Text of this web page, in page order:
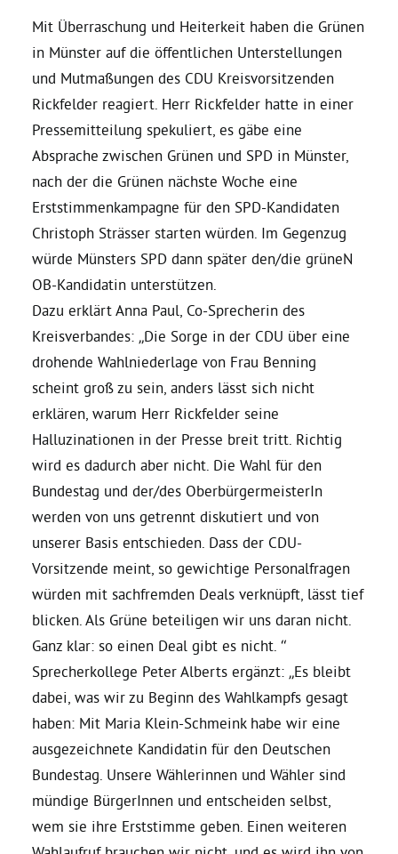
Daniel Freund, MdEP
Delegierte
Grüne im Rathaus
Ratsfraktion
Ratsanträge
Fraktionsgeschäftsstelle
Bezirksvertretungen
Aktiv werden
Arbeitsgruppen
Mitglied werden
Kommunalpolitik
Mit Überraschung und Heiterkeit haben die Grünen
in Münster auf die öffentlichen Unterstellungen
und Mutmaßungen des CDU Kreisvorsitzenden
Rickfelder reagiert. Herr Rickfelder hatte in einer
Pressemitteilung spekuliert, es gäbe eine
Absprache zwischen Grünen und SPD in Münster,
nach der die Grünen nächste Woche eine
Erststimmenkampagne für den SPD-Kandidaten
Christoph Strässer starten würden. Im Gegenzug
würde Münsters SPD dann später den/die grüneN
OB-Kandidatin unterstützen.
Dazu erklärt Anna Paul, Co-Sprecherin des
Kreisverbandes: „Die Sorge in der CDU über eine
drohende Wahlniederlage von Frau Benning
scheint groß zu sein, anders lässt sich nicht
erklären, warum Herr Rickfelder seine
Halluzinationen in der Presse breit tritt. Richtig
wird es dadurch aber nicht. Die Wahl für den
Bundestag und der/des OberbürgermeisterIn
werden von uns getrennt diskutiert und von
unserer Basis entschieden. Dass der CDU-
Vorsitzende meint, so gewichtige Personalfragen
würden mit sachfremden Deals verknüpft, lässt tief
blicken. Als Grüne beteiligen wir uns daran nicht.
Ganz klar: so einen Deal gibt es nicht. “
Sprecherkollege Peter Alberts ergänzt: „Es bleibt
dabei, was wir zu Beginn des Wahlkampfs gesagt
haben: Mit Maria Klein-Schmeink habe wir eine
ausgezeichnete Kandidatin für den Deutschen
Bundestag. Unsere Wählerinnen und Wähler sind
mündige BürgerInnen und entscheiden selbst,
wem sie ihre Erststimme geben. Einen weiteren